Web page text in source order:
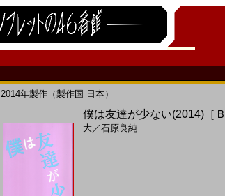
2014年製作（製作国 日本）
僕は友達が少ない(2014)［Ｂ
大／石原良純